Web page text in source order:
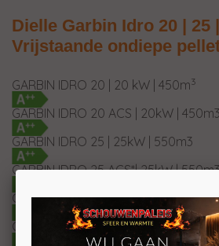
Dielle Garbin Idro 20 | 25
Vrijstaande ondiepe
GARBIN IDRO 20 | 20 kW | 450m3
GARBIN IDRO 20 ACS | 20kW | 450m3
GARBIN IDRO 25 | 25kW | 550m3
GARBIN IDRO 25 ACS*| 25kW |
GARBIN IDRO 30 | 30kW | 700m3
GARBIN IDRO 30 ACS* | 30kW |